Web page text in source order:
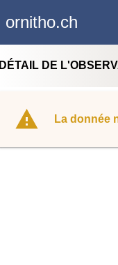
ornitho.ch
DÉTAIL DE
La donnée